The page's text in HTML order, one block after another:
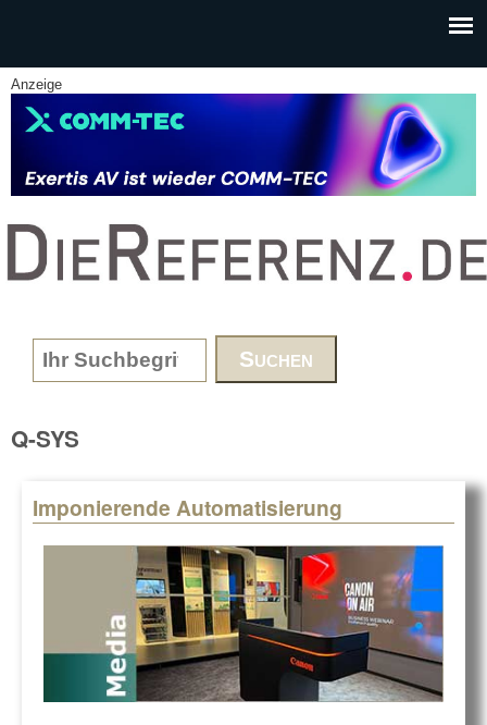
Anzeige
www.DieReferenz.de
Search form
Q-SYS
Imponierende Automatisierung